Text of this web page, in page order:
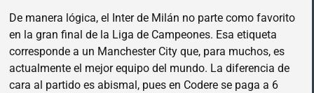
De manera lógica, el Inter de Milán no parte como favorito
en la gran final de la Liga de Campeones. Esa etiqueta
corresponde a un Manchester City que, para muchos, es
actualmente el mejor equipo del mundo. La diferencia de
cara al partido es abismal, pues en Codere se paga a 6